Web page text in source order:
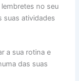
lembretes no seu
suas atividades
a sua rotina e
das suas